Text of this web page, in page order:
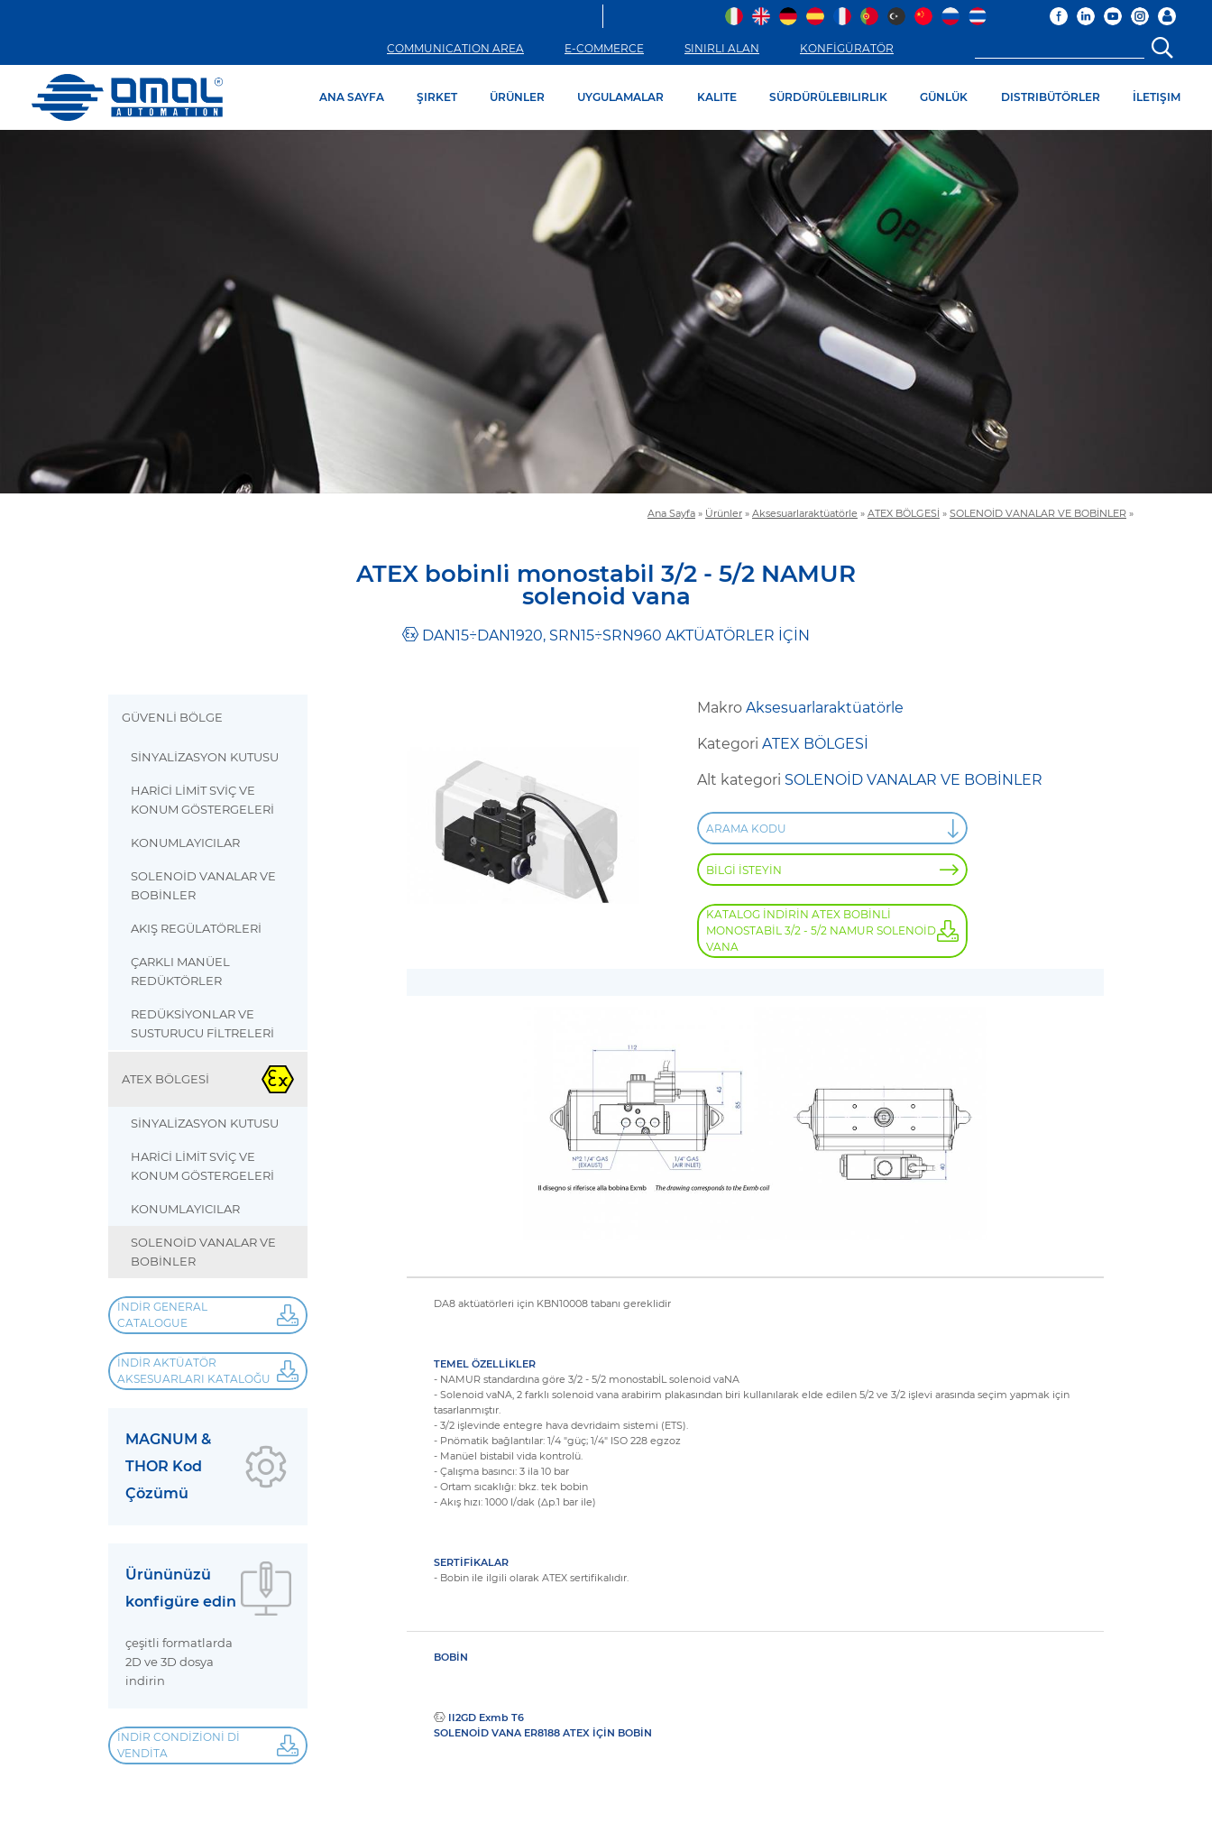
COMMUNICATION AREA E-COMMERCE SINIRLI ALAN KONFİGÜRATÖR
ANA SAYFA ŞIRKET ÜRÜNLER UYGULAMALAR KALITE SÜRDÜRÜLEBILIRLIK GÜNLÜK DISTRIBÜTÖRLER İLETIŞIM
Ana Sayfa » Ürünler » Aksesuarlaraktüatörle » ATEX BÖLGESİ » SOLENOİD VANALAR VE BOBİNLER »
ATEX bobi̇nli̇ monostabi̇l 3/2 - 5/2 NAMUR
solenoi̇d vana
DAN15÷DAN1920, SRN15÷SRN960 AKTÜATÖRLER İÇİN
GÜVENLİ BÖLGE
SİNYALİZASYON KUTUSU
HARİCİ LİMİT SVİÇ VE
KONUM GÖSTERGELERİ
KONUMLAYICILAR
SOLENOİD VANALAR VE
BOBİNLER
AKIŞ REGÜLATÖRLERİ
ÇARKLI MANÜEL
REDÜKTÖRLER
REDÜKSİYONLAR VE
SUSTURUCU FİLTRELERİ
ATEX BÖLGESİ
SİNYALİZASYON KUTUSU
HARİCİ LİMİT SVİÇ VE
KONUM GÖSTERGELERİ
KONUMLAYICILAR
SOLENOİD VANALAR VE
BOBİNLER
İNDIR GENERAL
CATALOGUE
İNDIR AKTÜATÖR
AKSESUARLARI KATALOĞU
MAGNUM &
THOR Kod
Çözümü
Ürününüzü
konfigüre edin
çeşitli formatlarda
2D ve 3D dosya
indirin
İNDIR CONDIZIONI DI
VENDITA
MakroAksesuarlaraktüatörle
KategoriATEX BÖLGESİ
Alt kategori SOLENOİD VANALAR VE BOBİNLER
ARAMA KODU
BİLGİ İSTEYİN
KATALOG İNDİRİN ATEX BOBİNLİ
MONOSTABİL 3/2 - 5/2 NAMUR SOLENOİD
VANA
DA8 aktüatörleri için KBN10008 tabanı gereklidir
TEMEL ÖZELLİKLER
- NAMUR standardına göre 3/2 - 5/2 monostabİL solenoid vaNA
- Solenoid vaNA, 2 farklı solenoid vana arabirim plakasından biri kullanılarak elde edilen 5/2 ve 3/2 işlevi arasında seçim yapmak için
tasarlanmıştır.
- 3/2 işlevinde entegre hava devridaim sistemi (ETS).
- Pnömatik bağlantılar: 1/4 "güç; 1/4" ISO 228 egzoz
- Manüel bistabil vida kontrolü.
- Çalışma basıncı: 3 ila 10 bar
- Ortam sıcaklığı: bkz. tek bobin
- Akış hızı: 1000 l/dak (Δp.1 bar ile)
SERTİFİKALAR
- Bobin ile ilgili olarak ATEX sertifikalıdır.
BOBİN
II2GD Exmb T6
SOLENOİD VANA ER8188 ATEX İÇİN BOBİN